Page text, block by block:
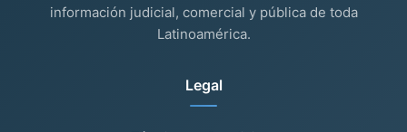
información judicial, comercial y pública de toda
Latinoamérica.
Legal